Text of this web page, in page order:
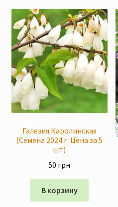
Галезия Каролинская
(Семена 2024 г. Цена за 5
шт)
50 грн
В корзину